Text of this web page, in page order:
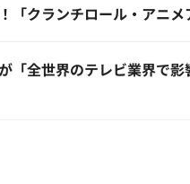
「クランチロール・アニ
「全世界のテレビ業界で